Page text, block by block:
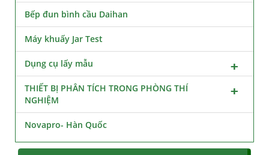
Bếp đun bình cầu Daihan
Máy khuấy Jar Test
Dụng cụ lấy mẫu
THIẾT BỊ PHÂN TÍCH TRONG PHÒNG THÍ
NGHIỆM
Novapro- Hàn Quốc